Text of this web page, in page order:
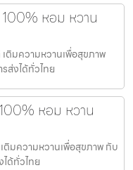
หอม หวาน
ติมความหวานเพื่อสุขภาพ
ส่งได้ทั่วไทย
หอม หวาน
ติมความหวานเพื่อสุขภาพ กับ
ด้ทั่วไทย